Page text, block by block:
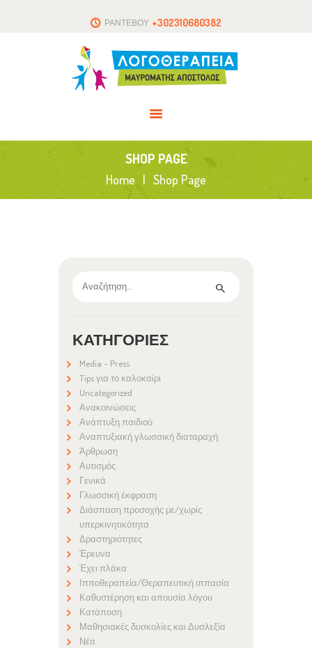
ΡΑΝΤΕΒΟΥ +302310680382
SHOP PAGE
Home Shop Page
ΑΡΘΡΑ
ΕΠΙΚΟΙΝΩΝΙΑ
για:
ΚΑΤΗΓΟΡΊΕΣ
Media – Press
Tips για το καλοκαίρι
Uncategorized
Ανακοινώσεις
Ανάπτυξη παιδιού
Αναπτυξιακή γλωσσική διαταραχή
Άρθρωση
Αυτισμός
Γενικά
Γλωσσική έκφραση
Διάσπαση προσοχής με/χωρίς
υπερκινητικότητα
Δραστηριότητες
Έρευνα
Έχει πλάκα
Ιπποθεραπεία/Θεραπευτική ιππασία
Καθυστέρηση και απουσία λόγου
Κατάποση
Μαθησιακές δυσκολίες και Δυσλεξία
Νέα